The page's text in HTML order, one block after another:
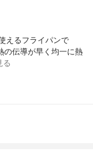
えるフライパンで
の伝導が早く均一に熱
る